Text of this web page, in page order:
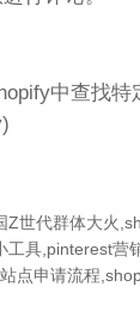
中查找特
Z世代群体大火
工具,pinterest营
点申请流程